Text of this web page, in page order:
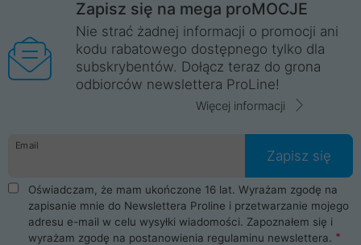
Zapisz się na mega proMOCJE
Nie strać żadnej informacji o promocji ani
kodu rabatowego dostępnego tylko dla
subskrybentów. Dołącz teraz do grona
odbiorców newslettera ProLine!
Więcej informacji
Email
Zapisz się
Oświadczam, że mam ukończone 16 lat. Wyrażam zgodę na
zapisanie mnie do Newslettera Proline i przetwarzanie mojego
adresu e-mail w celu wysyłki wiadomości. Zapoznałem się i
wyrażam zgodę na postanowienia regulaminu newslettera.